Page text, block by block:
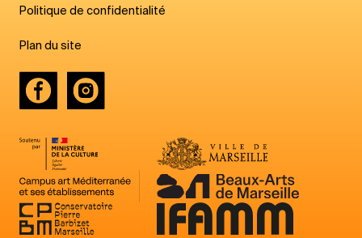
Politique de confidentialité
Plan du site